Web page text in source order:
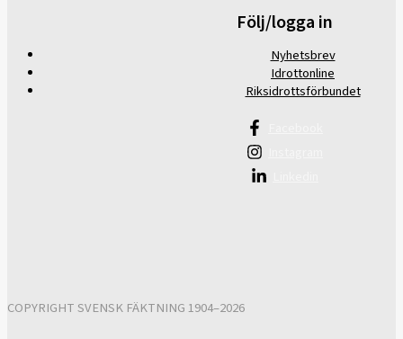
Följ/logga in
Nyhetsbrev
Idrottonline
Riksidrottsförbundet
COPYRIGHT SVENSK FÄKTNING 1904–2026